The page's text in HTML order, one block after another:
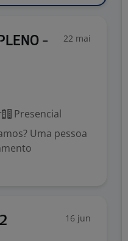
-
22 mai
Presencial
Uma pessoa
16 jun